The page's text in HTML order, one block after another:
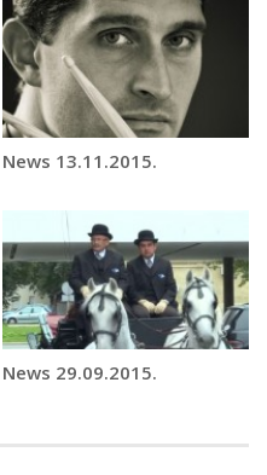
News 13.11.2015.
News 29.09.2015.